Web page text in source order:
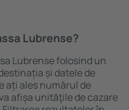
Lubrense?
Lubrense folosind un
și datele de
ați ales numărul de
afișa unităţile de cazare